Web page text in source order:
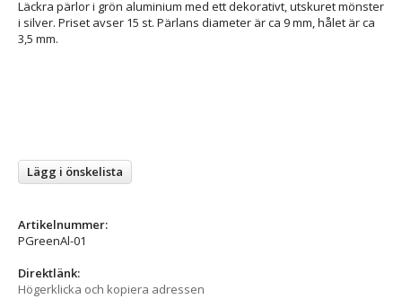
Läckra pärlor i grön aluminium med ett dekorativt, utskuret mönster
i silver. Priset avser 15 st. Pärlans diameter är ca 9 mm, hålet är ca
3,5 mm.
Lägg i önskelista
Artikelnummer:
PGreenAl-01
Direktlänk:
Högerklicka och kopiera adressen